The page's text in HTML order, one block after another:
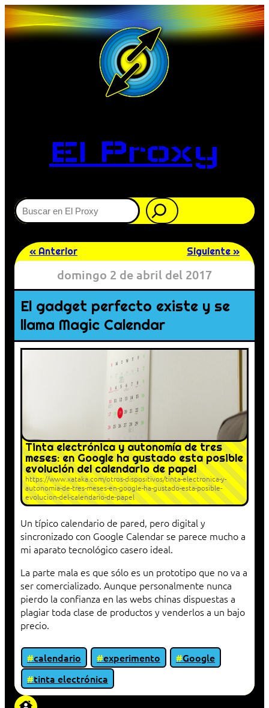
El Proxy
Buscar
« Anterior Siguiente »
domingo 2 de abril del 2017
El gadget perfecto existe y se
llama Magic Calendar
Tinta electrónica y autonomía de tres
meses: en Google ha gustado esta posible
evolución del calendario de papel
https://www.xataka.com/otros-dispositivos/tinta-electronica-y-
autonomia-de-tres-meses-en-google-ha-gustado-esta-posible-
evolucion-del-calendario-de-papel
Un típico calendario de pared, pero digital y
sincronizado con Google Calendar se parece mucho a
mi aparato tecnológico casero ideal.
La parte mala es que sólo es un prototipo que no va a
ser comercializado. Aunque personalmente nunca
pierdo la confianza en las webs chinas dispuestas a
plagiar toda clase de productos y venderlos a un bajo
precio.
calendario experimento
Google
tinta electrónica